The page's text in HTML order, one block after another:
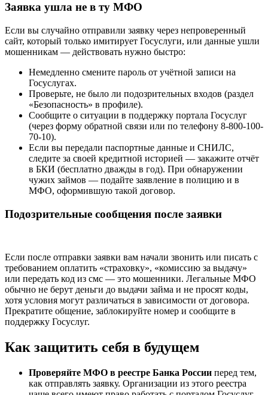
Заявка ушла не в ту МФО
Если вы случайно отправили заявку через непроверенный
сайт, который только имитирует Госуслуги, или данные ушли
мошенникам — действовать нужно быстро:
Немедленно смените пароль от учётной записи на
Госуслугах.
Проверьте, не было ли подозрительных входов (раздел
«Безопасность» в профиле).
Сообщите о ситуации в поддержку портала Госуслуг
(через форму обратной связи или по телефону 8-800-100-
70-10).
Если вы передали паспортные данные и СНИЛС,
следите за своей кредитной историей — закажите отчёт
в БКИ (бесплатно дважды в год). При обнаружении
чужих займов — подайте заявление в полицию и в
МФО, оформившую такой договор.
Подозрительные сообщения после заявки
Если после отправки заявки вам начали звонить или писать с
требованием оплатить «страховку», «комиссию за выдачу»
или передать код из смс — это мошенники. Легальные МФО
обычно не берут деньги до выдачи займа и не просят коды,
хотя условия могут различаться в зависимости от договора.
Прекратите общение, заблокируйте номер и сообщите в
поддержку Госуслуг.
Как защитить себя в будущем
Проверяйте МФО в реестре Банка России перед тем,
как отправлять заявку. Организации из этого реестра